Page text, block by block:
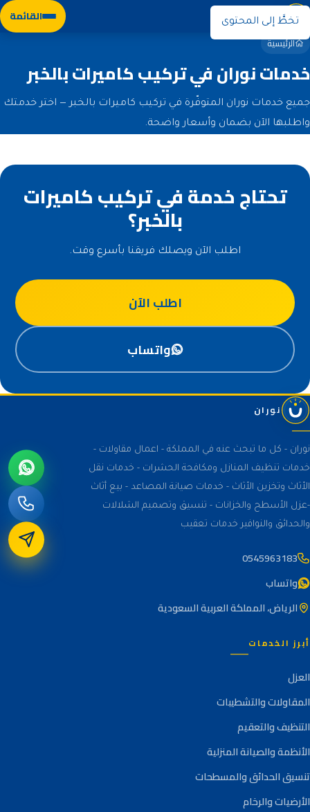
تخطَّ إلى المحتوى القائمة نوران
الرئيسية
خدمات نوران في تركيب كاميرات بالخبر
جميع خدمات نوران المتوفّرة في تركيب كاميرات بالخبر — اختر خدمتك
واطلبها الآن بضمان وأسعار واضحة.
تحتاج خدمة في تركيب كاميرات
بالخبر؟
اطلب الآن ويصلك فريقنا بأسرع وقت.
اطلب الآن
واتساب
نوران
نوران - كل ما تبحث عنه في المملكة - اعمال مقاولات -
خدمات تنظيف المنازل ومكافحة الحشرات - خدمات نقل
الأثاث وتخزين الأثاث - خدمات صيانة المصاعد - بيع أثاث
-عزل الأسطح والخزانات - تنسيق وتصميم الشلالات
والحدائق والنوافير خدمات تعقيب
0545963183
واتساب
الرياض، المملكة العربية السعودية
أبرز الخدمات
العزل
المقاولات والتشطيبات
التنظيف والتعقيم
الأنظمة والصيانة المنزلية
تنسيق الحدائق والمسطحات
الأرضيات والرخام